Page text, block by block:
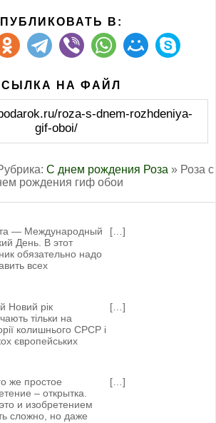
В:
НА ФАЙЛ
roza-s-dnem-rozhdeniya-
gif-oboi/
С днем рождения Роза » Роза с
рождения гиф обои
— Международный
День. В этот
обязательно надо
всех
[…]
Новий рік
тільки на
колишнього СРСР і
європейських
[…]
же простое
– открытка.
и изобретением
сложно, но даже
[…]